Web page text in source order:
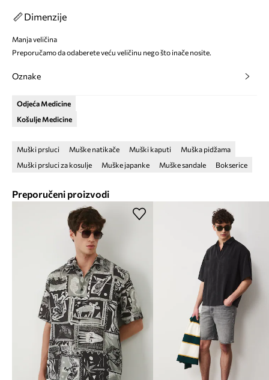
Dimenzije
Manja veličina
Preporučamo da odaberete veću veličinu nego što inače nosite.
Oznake
Odjeća Medicine
Košulje Medicine
Muški prsluci Muške natikače Muški kaputi
Muška pidžama
Muški prsluci za kosulje
Muške japanke Muške sandale Bokserice
Preporučeni proizvodi